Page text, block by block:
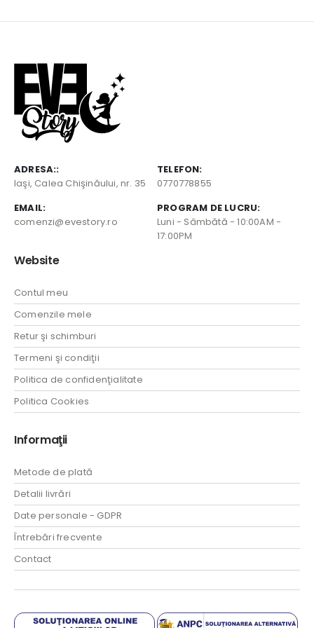
ADRESA::
Iaşi, Calea Chişinăului, nr. 35
TELEFON:
0770778855
EMAIL:
comenzi@evestory.ro
PROGRAM DE LUCRU:
Luni - Sâmbătă - 10:00AM -
17:00PM
Website
Contul meu
Comenzile mele
Retur şi schimburi
Termeni şi condiţii
Politica de confidenţialitate
Politica Cookies
Informaţii
Metode de plată
Detalii livrări
Date personale - GDPR
Întrebări frecvente
Contact